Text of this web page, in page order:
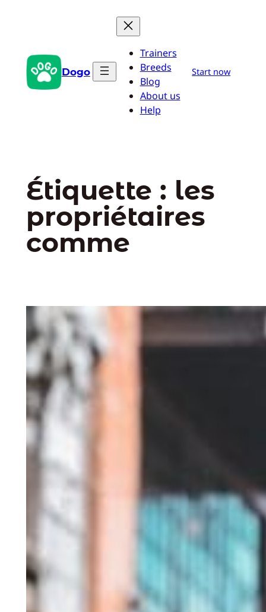
Dogo
Trainers
Breeds
Blog
About us
Help
Start now
Étiquette : les
propriétaires
comme